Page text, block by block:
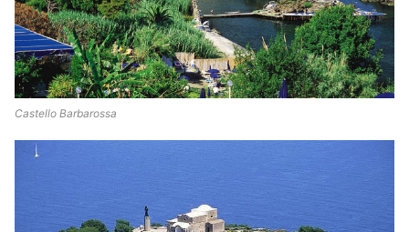
Castello Barbarossa